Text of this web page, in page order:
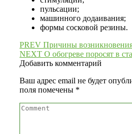
пульсации;
машинного додаивания;
формы сосковой резины.
Навигация
по
PREV Причины
NEXT О обогреве поросят в
Добавить комментарий
Ваш адрес email не будет
поля помечены *